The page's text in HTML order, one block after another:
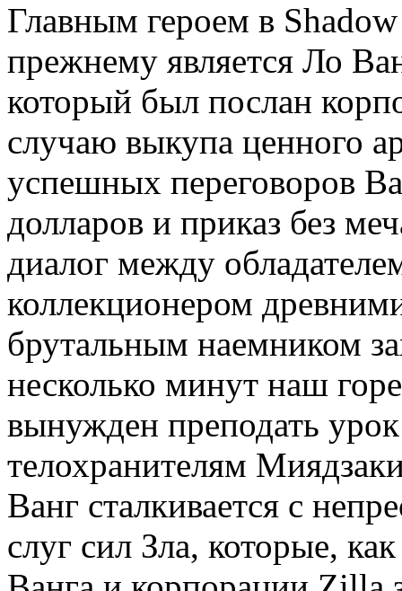
Главным героем в
прежнему является Ло
который был послан
случаю выкупа ценного
успешных переговоров
долларов и приказ без
диалог между
коллекционером
брутальным наемником
несколько минут наш
вынужден преподать
телохранителям
Ванг сталкивается с
слуг сил Зла, которые,